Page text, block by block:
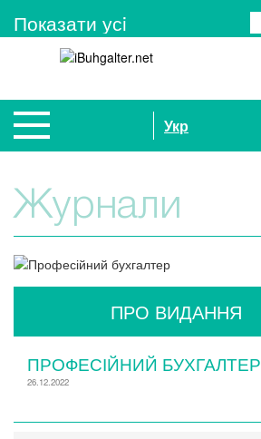
Показати усi
Укр
Журнали
ПРО ВИДАННЯ
ПРОФЕСІЙНИЙ БУХГАЛТЕР
26.12.2022